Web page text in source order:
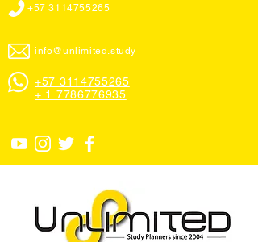
+57 3114755265
info@unlimited.study
+57 3114755265
+ 1 7786776935